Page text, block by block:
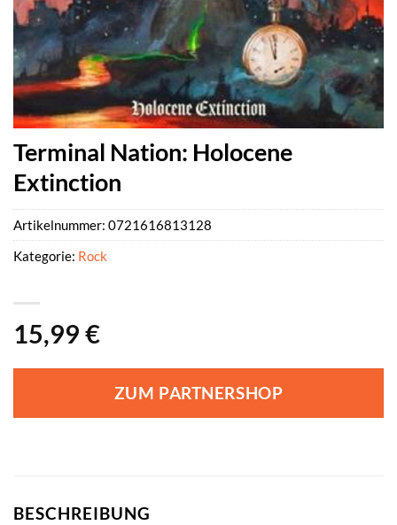
Terminal Nation: Holocene
Extinction
15,99 €
ZUM PARTNERSHOP
Artikelnummer: 0721616813128
Kategorie: Rock
BESCHREIBUNG